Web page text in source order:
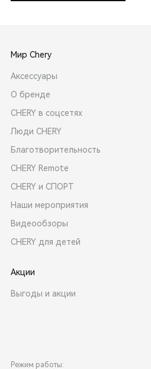
Мир Chery
Аксессуары
О бренде
CHERY в соцсетях
Люди CHERY
Благотворительность
CHERY Remote
CHERY и СПОРТ
Наши мероприятия
Видеообзоры
CHERY для детей
Акции
Выгоды и акции
Режим работы: